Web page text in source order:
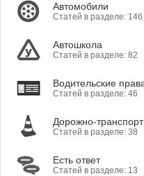
Автомобили
Статей в разделе: 146
Автошкола
Статей в разделе: 82
Водительские
Статей в разделе: 46
Дорожно-
Статей в разделе: 38
Есть ответ
Статей в разделе: 13